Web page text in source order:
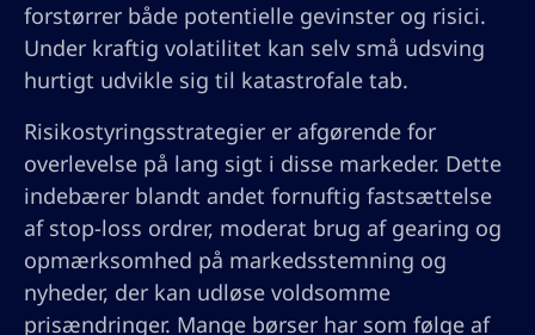
forstørrer både potentielle gevinster og risici.
Under kraftig volatilitet kan selv små udsving
hurtigt udvikle sig til katastrofale tab.
Risikostyringsstrategier er afgørende for
overlevelse på lang sigt i disse markeder. Dette
indebærer blandt andet fornuftig fastsættelse
af stop-loss ordrer, moderat brug af gearing og
opmærksomhed på markedsstemning og
nyheder, der kan udløse voldsomme
prisændringer. Mange børser har som følge af